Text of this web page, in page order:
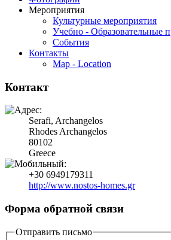
Мероприятия
Культурные мероприятия
Учебно - Образовательные
События
Контакты
Map - Location
Контакт
Serafi, Archangelos
Rhodes Archangelos
80102
Greece
+30 6949179311
http://www.nostos-homes.gr
Форма обратной связи
Отправить письмо